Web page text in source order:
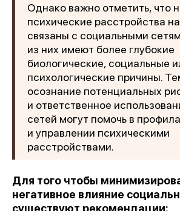
Однако важно отметить, что
психические расстройства
связаны с социальными
из них имеют более глубокие
биологические, социальные
психологические причины.
осознание потенциальных
и ответственное
сетей могут помочь в
и управлении психическими
расстройствами.
Для того чтобы
негативное влияние
существуют рекомендации: